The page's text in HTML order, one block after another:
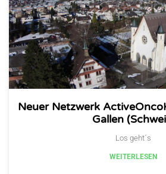
Neuer Netzwerk
Gallen
Los geht´s
WEITERLESEN